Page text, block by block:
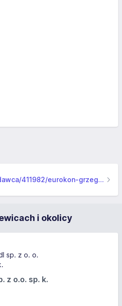
aplikuj.pl/pracodawca/411982/eurokon-grzegorz-zadka
i okolicy
z o.o. sp. k.